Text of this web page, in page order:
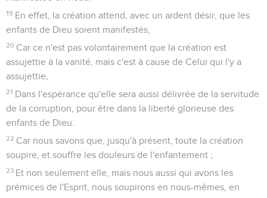
19 En effet, la création attend, avec un ardent désir, que les
enfants de Dieu soient manifestés,
20 Car ce n'est pas volontairement que la création est
assujettie à la vanité, mais c'est à cause de Celui qui l'y a
assujettie,
21 Dans l'espérance qu'elle sera aussi délivrée de la servitude
de la corruption, pour être dans la liberté glorieuse des
enfants de Dieu.
22 Car nous savons que, jusqu'à présent, toute la création
soupire, et souffre les douleurs de l'enfantement ;
23 Et non seulement elle, mais nous aussi qui avons les
prémices de l'Esprit, nous soupirons en nous-mêmes, en